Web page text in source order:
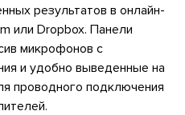
результатов в онлайн-
или Dropbox. Панели
микрофонов с
и удобно выведенные на
проводного подключения